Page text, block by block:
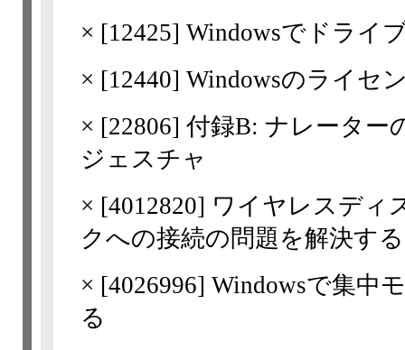
× [12425] Windowsでドライ
× [12440] Windowsのライセ
× [22806] 付録B: ナレーター
ジェスチャ
× [4012820] ワイヤレスディ
クへの接続の問題を解決する
× [4026996] Windowsで集中
る